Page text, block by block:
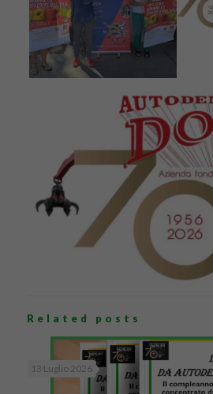
Related posts
13 Luglio 2026